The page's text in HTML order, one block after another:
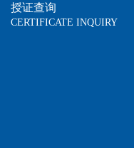
授证查询
CERTIFICATE INQUIRY